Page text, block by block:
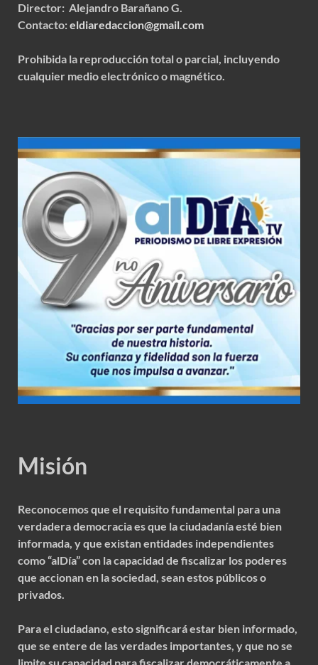
Director: Alejandro Barañano G.
Contacto:eldiaredaccion@gmail.com
Prohibida la reproducción total o parcial, incluyendo
cualquier medio electrónico o magnético.
Misión
Reconocemos que el requisito fundamental para una
verdadera democracia es que la ciudadanía esté bien
informada, y que existan entidades independientes
como “alDía” con la capacidad de fiscalizar los poderes
que accionan en la sociedad, sean estos públicos o
privados.
Para el ciudadano, esto significará estar bien informado,
que se entere de las verdades importantes, y que no se